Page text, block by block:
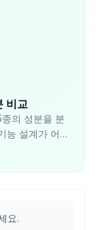
비교
의 성분을 분
능 설계가 어떻
항상 같은 방
요.